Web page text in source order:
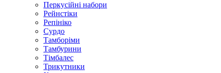
Перкусійні набори
Рейнстіки
Репініко
Сурдо
Тамборіми
Тамбурини
Тімбалес
Трикутники